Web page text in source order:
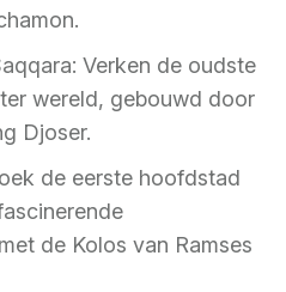
Verken de oudste
wereld, gebouwd door
Djoser.
de eerste hoofdstad
de Kolos van Ramses